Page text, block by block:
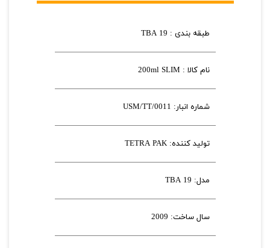
طبقه بندی : TBA 19
نام کالا : 200ml SLIM
شماره انبار: USM/TT/0011
تولید کننده: TETRA PAK
مدل: TBA 19
سال ساخت: 2009